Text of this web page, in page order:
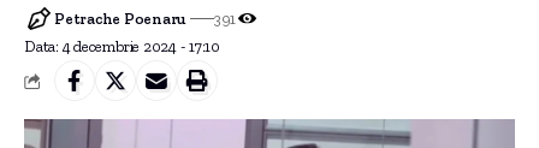
Data: 4 decembrie 2024 - 17:10
Petrache Poenaru 391